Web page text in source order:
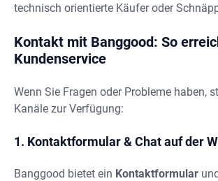
technisch orientierte Käufer oder
Kontakt mit Banggood: So
Kundenservice
Wenn Sie Fragen oder Probleme haben,
Kanäle zur Verfügung:
1. Kontaktformular & Chat auf der
Banggood bietet ein Kontaktformular